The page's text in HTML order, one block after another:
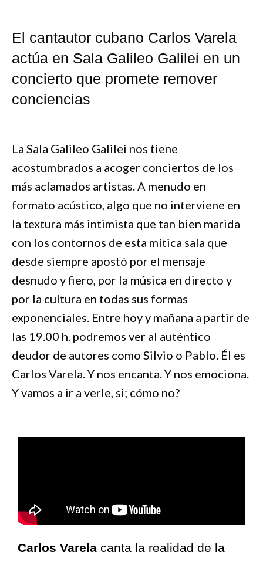
El cantautor cubano Carlos Varela
actúa en Sala Galileo Galilei en un
concierto que promete remover
conciencias
La Sala Galileo Galilei nos tiene
acostumbrados a acoger conciertos de los
más aclamados artistas. A menudo en
formato acústico, algo que no interviene en
la textura más intimista que tan bien marida
con los contornos de esta mítica sala que
desde siempre apostó por el mensaje
desnudo y fiero, por la música en directo y
por la cultura en todas sus formas
exponenciales. Entre hoy y mañana a partir de
las 19.00 h. podremos ver al auténtico
deudor de autores como Silvio o Pablo. Él es
Carlos Varela. Y nos encanta. Y nos emociona.
Y vamos a ir a verle, si; cómo no?
Carlos Varela canta la realidad de la